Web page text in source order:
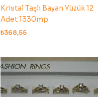
Kristal Taşlı Bayan Yüzük 12
Adet 1330mp
₺368,55